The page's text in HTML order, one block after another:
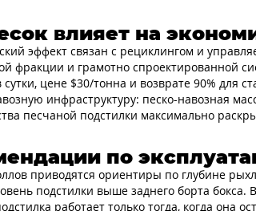
влияет на
эффект связан с рециклингом и
фракции и грамотно спроектированной
сутки, цене $30/тонна и возврате 90% для
инфраструктуру: песко-навозная
песчаной подстилки максимально
по
приводятся ориентиры по глубине
подстилки выше заднего борта
работает только тогда, когда она